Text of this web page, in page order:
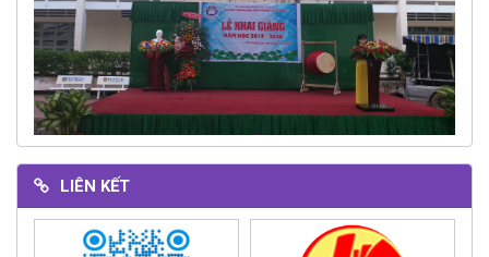
LIÊN KẾT